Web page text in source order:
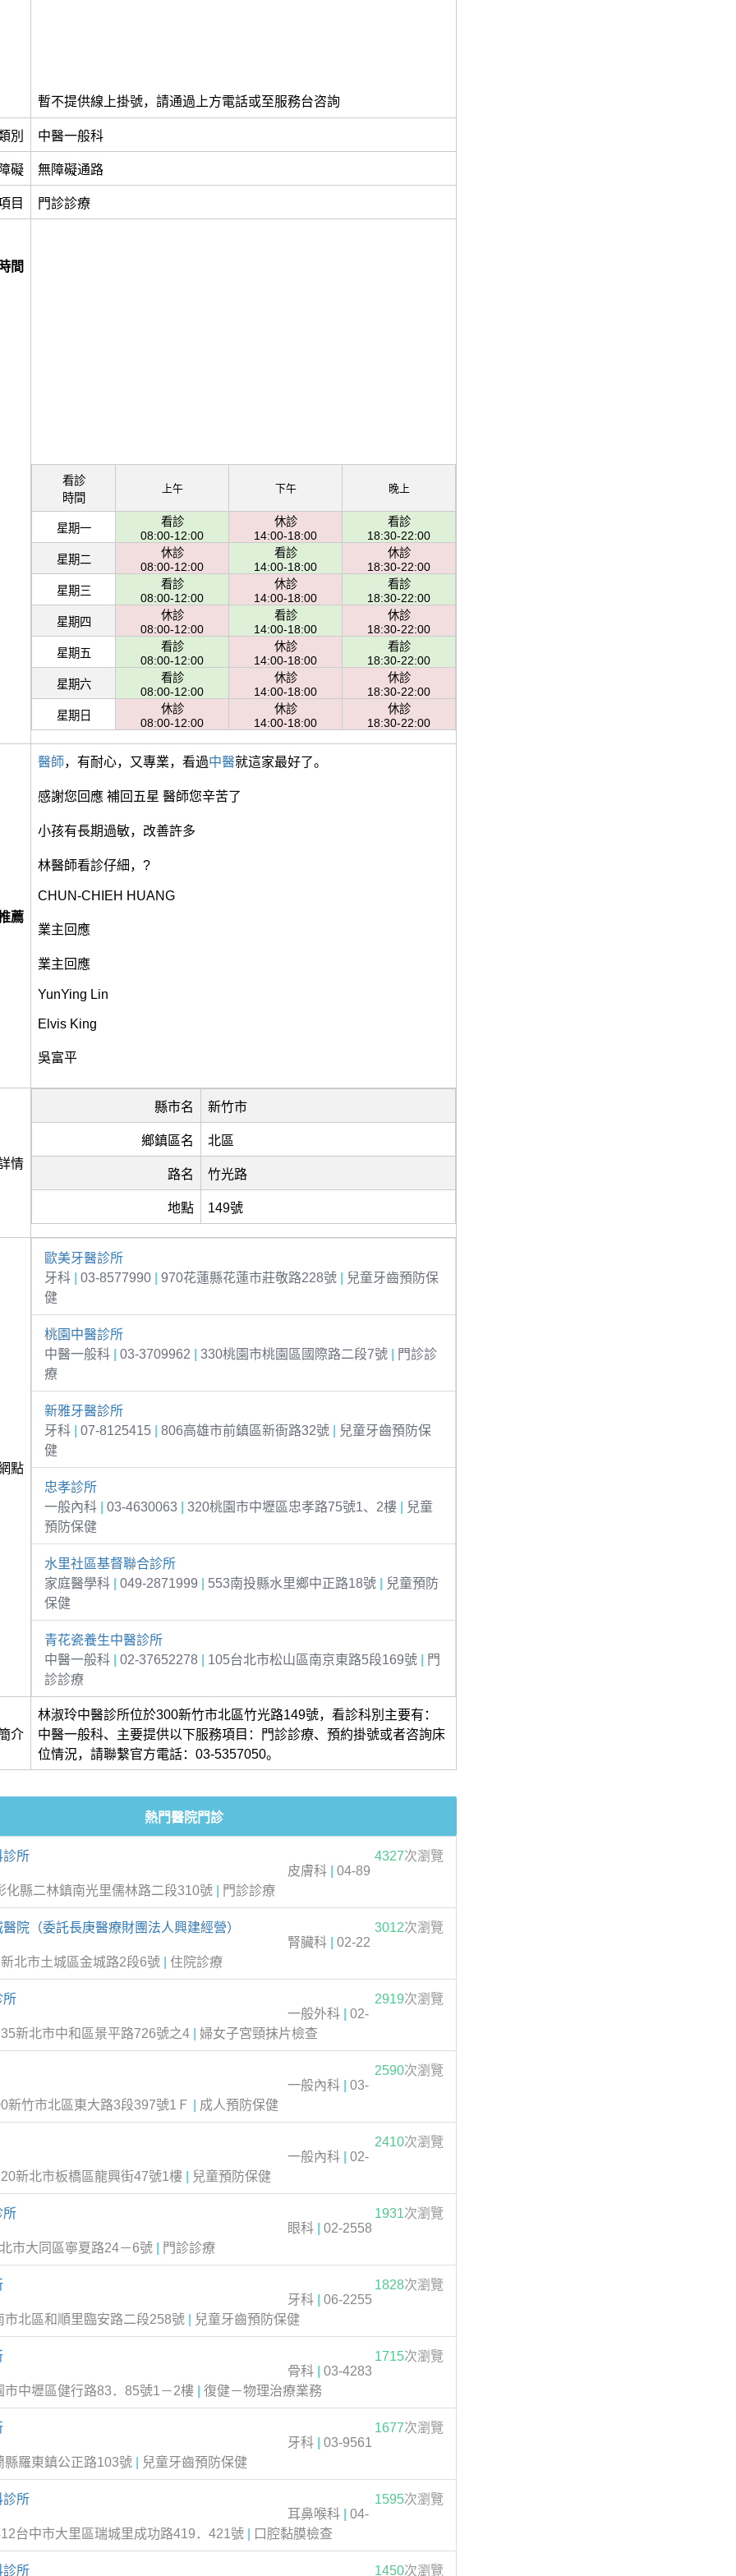
暫不提供線上掛號，請通過上方電話或至服務台咨詢
別 中醫一般科
礙 無障礙通路
目 門診診療
間
看診
時間
上午 下午 晚上
星期一
看診
08:00-12:00
休診
14:00-18:00
看診
18:30-22:00
星期二
休診
08:00-12:00
看診
14:00-18:00
休診
18:30-22:00
星期三
看診
08:00-12:00
休診
14:00-18:00
看診
18:30-22:00
星期四
休診
08:00-12:00
看診
14:00-18:00
休診
18:30-22:00
星期五
看診
08:00-12:00
休診
14:00-18:00
看診
18:30-22:00
星期六
看診
08:00-12:00
休診
14:00-18:00
休診
18:30-22:00
星期日
休診
08:00-12:00
休診
14:00-18:00
休診
18:30-22:00
薦
醫師，有耐心，又專業，看過中醫就這家最好了。
感謝您回應 補回五星 醫師您辛苦了
小孩有長期過敏，改善許多
林醫師看診仔細，?
CHUN-CHIEH HUANG
業主回應
業主回應
YunYing Lin
Elvis King
吳富平
情
縣市名 新竹市
鄉鎮區名 北區
路名 竹光路
地點 149號
點
歐美牙醫診所
牙科
03-8577990 970花蓮縣花蓮市莊敬路228號
兒童牙齒預防保
健
桃園中醫診所
中醫一般科
03-3709962 330桃園市桃園區國際路二段7號
門診診
療
新雅牙醫診所
牙科
07-8125415 806高雄市前鎮區新衙路32號
兒童牙齒預防保
健
忠孝診所
一般內科
03-4630063 320桃園市中壢區忠孝路75號1、2樓
兒童
預防保健
水里社區基督聯合診所
家庭醫學科
049-2871999 553南投縣水里鄉中正路18號
兒童預防
保健
青花瓷養生中醫診所
中醫一般科
02-37652278 105台北市松山區南京東路5段169號
門
診診療
介
林淑玲中醫診所位於300新竹市北區竹光路149號，看診科別主要有：
中醫一般科、主要提供以下服務項目：門診診療、預約掛號或者咨詢床
位情況，請聯繫官方電話：03-5357050。
熱門醫院門診
診所 4327次瀏覽
皮膚科
04-89
化縣二林鎮南光里儒林路二段310號
門診診療
院（委託長庚醫療財團法人興建經營） 3012次瀏覽
腎臟科
02-22
北市土城區金城路2段6號
住院診療
所 2919次瀏覽
一般外科
02-
新北市中和區景平路726號之4
婦女子宮頸抹片檢查
2590次瀏覽
一般內科
03-
新竹市北區東大路3段397號1Ｆ
成人預防保健
2410次瀏覽
一般內科
02-
新北市板橋區龍興街47號1樓
兒童預防保健
所 1931次瀏覽
眼科
02-2558
市大同區寧夏路24－6號
門診診療
1828次瀏覽
牙科
06-2255
北區和順里臨安路二段258號
兒童牙齒預防保健
1715次瀏覽
骨科
03-4283
中壢區健行路83．85號1－2樓
復健－物理治療業務
1677次瀏覽
牙科
03-9561
羅東鎮公正路103號
兒童牙齒預防保健
診所 1595次瀏覽
耳鼻喉科
04-
台中市大里區瑞城里成功路419．421號
口腔黏膜檢查
診所 1450次瀏覽